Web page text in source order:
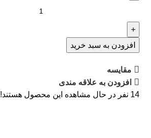
افزودن به سبد خرید
مقایسه
افزودن به علاقه مندی
14 نفر در حال مشاهده این محصول هستند!